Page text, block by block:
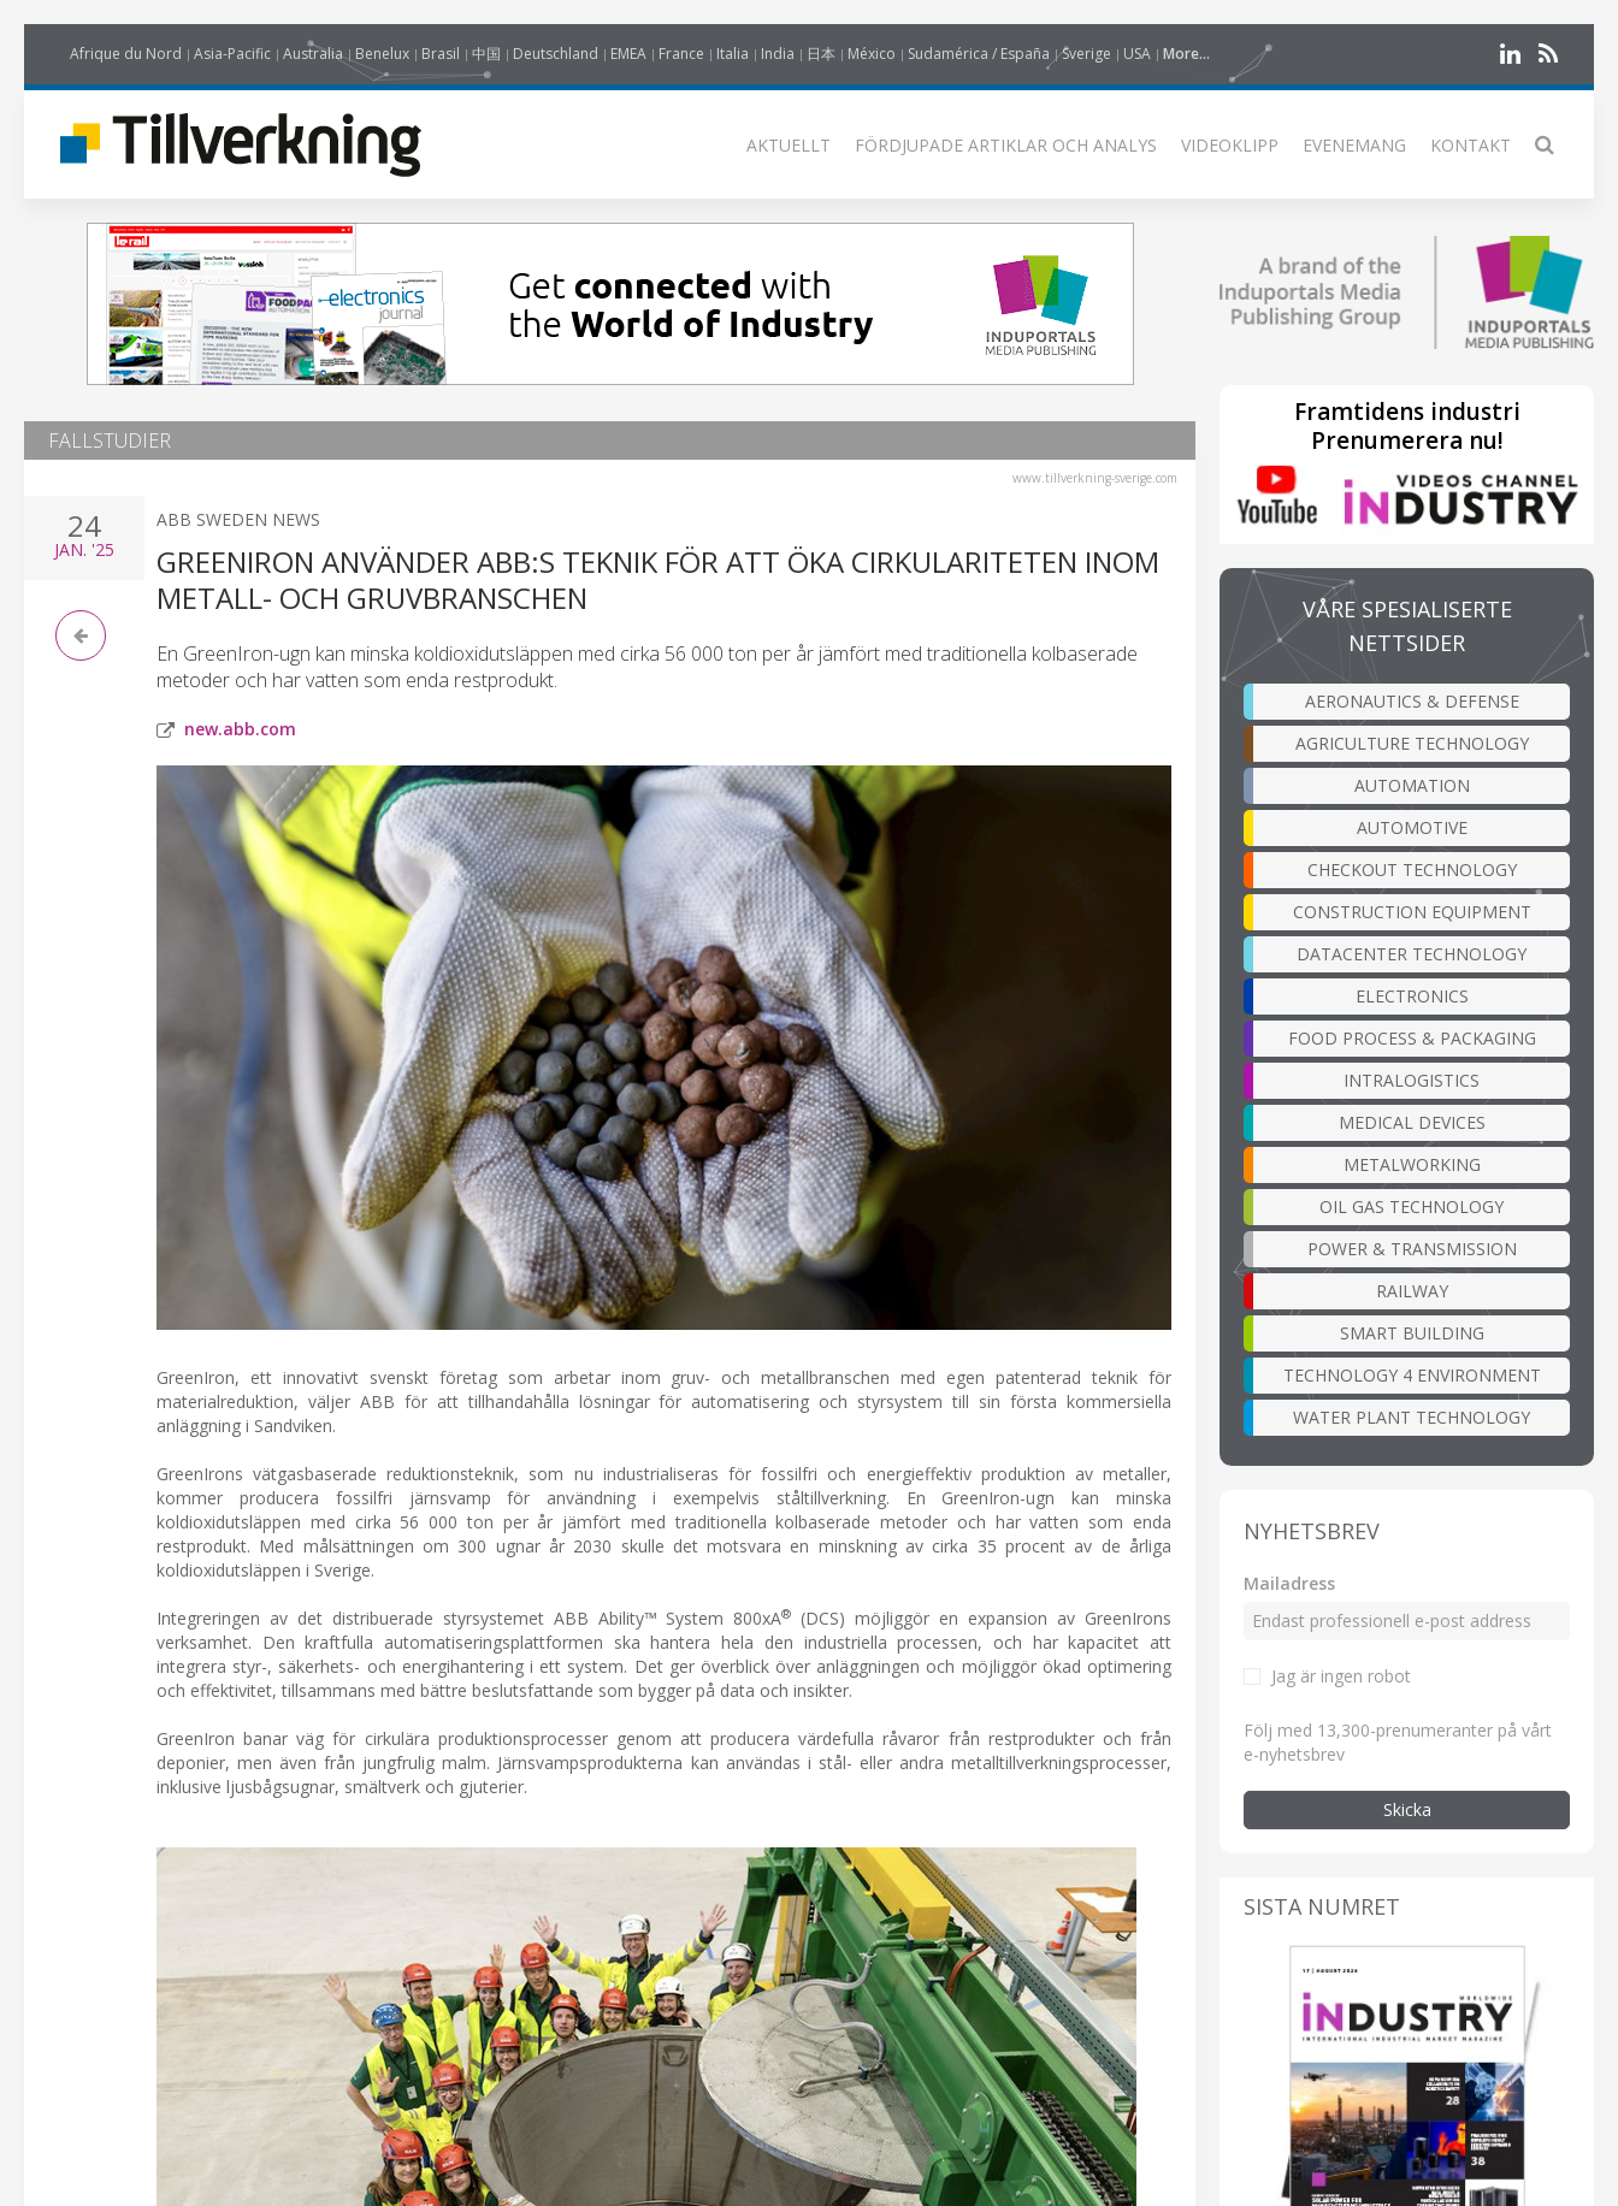
Afrique du Nord Asia-Pacific Australia Benelux Brasil 中国 Deutschland EMEA France Italia India 日本 México Sudamérica / España Sverige USA More...
AKTUELLT FÖRDJUPADE ARTIKLAR OCH ANALYS VIDEOKLIPP EVENEMANG KONTAKT
FALLSTUDIER
www.tillverkning-sverige.com
24
JAN. '25
ABB SWEDEN NEWS
GREENIRON ANVÄNDER ABB:S TEKNIK FÖR ATT ÖKA CIRKULARITETEN INOM
METALL- OCH GRUVBRANSCHEN
En GreenIron-ugn kan minska koldioxidutsläppen med cirka 56 000 ton per år jämfört med traditionella kolbaserade
metoder och har vatten som enda restprodukt.
new.abb.com
GreenIron, ett innovativt svenskt företag som arbetar inom gruv- och metallbranschen med egen patenterad teknik för
materialreduktion, väljer ABB för att tillhandahålla lösningar för automatisering och styrsystem till sin första kommersiella
anläggning i Sandviken.
GreenIrons vätgasbaserade reduktionsteknik, som nu industrialiseras för fossilfri och energieffektiv produktion av metaller,
kommer producera fossilfri järnsvamp för användning i exempelvis ståltillverkning. En GreenIron-ugn kan minska
koldioxidutsläppen med cirka 56 000 ton per år jämfört med traditionella kolbaserade metoder och har vatten som enda
restprodukt. Med målsättningen om 300 ugnar år 2030 skulle det motsvara en minskning av cirka 35 procent av de årliga
koldioxidutsläppen i Sverige.
Integreringen av det distribuerade styrsystemet ABB Ability™ System 800xA®
(DCS) möjliggör en expansion av GreenIrons
verksamhet. Den kraftfulla automatiseringsplattformen ska hantera hela den industriella processen, och har kapacitet att
integrera styr-, säkerhets- och energihantering i ett system. Det ger överblick över anläggningen och möjliggör ökad optimering
och effektivitet, tillsammans med bättre beslutsfattande som bygger på data och insikter.
GreenIron banar väg för cirkulära produktionsprocesser genom att producera värdefulla råvaror från restprodukter och från
deponier, men även från jungfrulig malm. Järnsvampsprodukterna kan användas i stål- eller andra metalltillverkningsprocesser,
inklusive ljusbågsugnar, smältverk och gjuterier.
Framtidens industri
Prenumerera nu!
VÅRE SPESIALISERTE
NETTSIDER
AERONAUTICS & DEFENSE
AGRICULTURE TECHNOLOGY
AUTOMATION
AUTOMOTIVE
CHECKOUT TECHNOLOGY
CONSTRUCTION EQUIPMENT
DATACENTER TECHNOLOGY
ELECTRONICS
FOOD PROCESS & PACKAGING
INTRALOGISTICS
MEDICAL DEVICES
METALWORKING
OIL GAS TECHNOLOGY
POWER & TRANSMISSION
RAILWAY
SMART BUILDING
TECHNOLOGY 4 ENVIRONMENT
WATER PLANT TECHNOLOGY
NYHETSBREV
Mailadress
Jag är ingen robot
Följ med 13,300-prenumeranter på vårt
e-nyhetsbrev
Skicka
SISTA NUMRET